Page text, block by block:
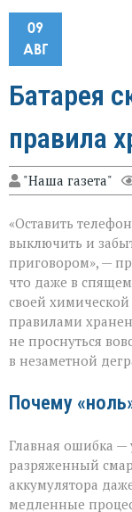
09
АВГ
Батарея
правила
"Наша газета"
«Оставить
выключить и
приговором», —
что даже в
своей
правилами
не проснуться
в незаметной
Почему
Главная ошибка —
разряженный
аккумулятора
медленные